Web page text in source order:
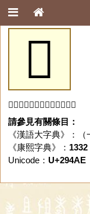
𩒮
「𩒮」字未收錄於本資料庫。
請參見有關條目：
《漢語大字典》：（
《康熙字典》： 1332
Unicode： U+294AE